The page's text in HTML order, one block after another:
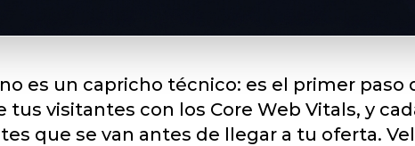
es un capricho técnico: es el primer paso
tus visitantes con los Core Web Vitals, y
que se van antes de llegar a tu oferta.